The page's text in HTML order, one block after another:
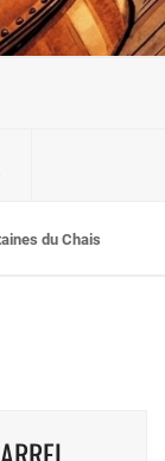
du Chais 27